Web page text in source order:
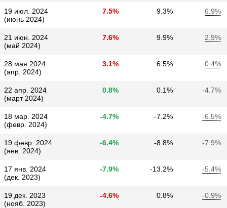
19 июл. 2024
(июнь 2024)
7.5% 9.3% 6.9%
21 июн. 2024
(май 2024)
7.6% 9.9% 2.9%
28 мая 2024
(апр. 2024)
3.1% 6.5% 0.4%
22 апр. 2024
(март 2024)
0.8% 0.1% -4.7%
18 мар. 2024
(февр. 2024)
-4.7% -7.2% -6.5%
19 февр. 2024
(янв. 2024)
-6.4% -8.8% -7.9%
17 янв. 2024
(дек. 2023)
-7.9% -13.2% -5.4%
19 дек. 2023
(нояб. 2023)
-4.6% 0.8% -0.9%